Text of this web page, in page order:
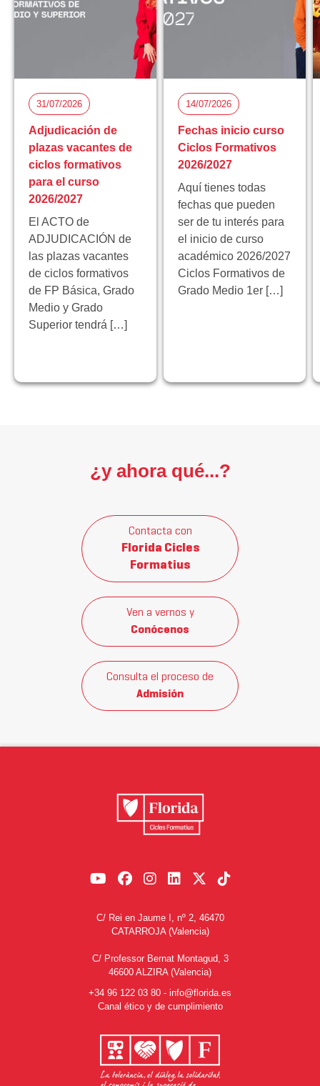
31/07/2026
Adjudicación de
plazas vacantes de
ciclos formativos
para el curso
2026/2027
El ACTO de
ADJUDICACIÓN de
las plazas vacantes
de ciclos formativos
de FP Básica, Grado
Medio y Grado
Superior tendrá […]
14/07/2026
Fechas inicio curso
Ciclos Formativos
2026/2027
Aquí tienes todas
fechas que pueden
ser de tu interés para
el inicio de curso
académico 2026/2027
Ciclos Formativos de
Grado Medio 1er […]
¿y ahora qué...?
Contacta con
Florida Cicles
Formatius
Ven a vernos y
Conócenos
Consulta el proceso de
Admisión
C/ Rei en Jaume I, nº 2, 46470
CATARROJA (Valencia)
C/ Professor Bernat Montagud, 3
46600 ALZIRA (Valencia)
+34 96 122 03 80 - info@florida.es
Canal ético y de cumplimiento